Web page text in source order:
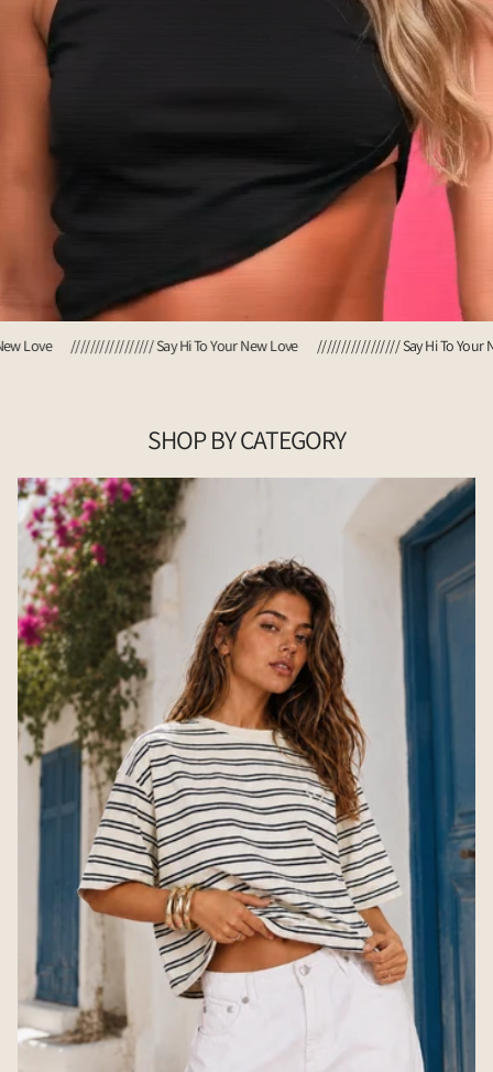
Say Hi To Your New Love ///////////////// Say Hi To Your New Love
SHOP BY CATEGORY